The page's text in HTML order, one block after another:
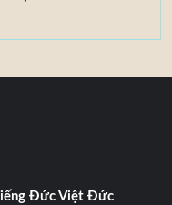
Đức Việt Đức